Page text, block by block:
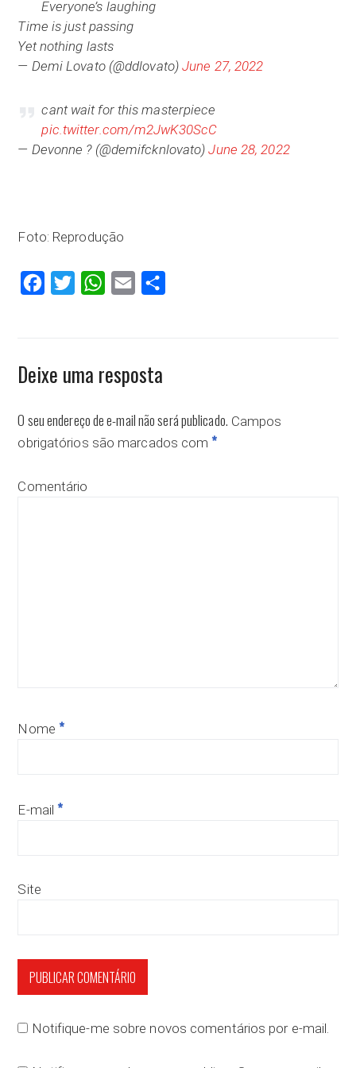
Everyone’s laughing
Time is just passing
Yet nothing lasts
— Demi Lovato (@ddlovato)June 27, 2022
cant wait for this masterpiece
pic.twitter.com/m2JwK30ScC
— Devonne ? (@demifcknlovato)June 28, 2022
Foto: Reprodução
FacebookTwitter WhatsApp
Email
Deixe uma resposta
O seu endereço de e-mail não será publicado. Campos
obrigatórios são marcados com *
Comentário
Nome *
E-mail *
Site
Notifique-me sobre novos comentários por e-mail.